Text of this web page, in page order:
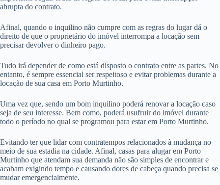
abrupta do contrato.
Afinal, quando o inquilino não cumpre com as regras do lugar dá o
direito de que o proprietário do imóvel interrompa a locação sem
precisar devolver o dinheiro pago.
Tudo irá depender de como está disposto o contrato entre as partes. No
entanto, é sempre essencial ser respeitoso e evitar problemas durante a
locação de sua casa em Porto Murtinho.
Uma vez que, sendo um bom inquilino poderá renovar a locação caso
seja de seu interesse. Bem como, poderá usufruir do imóvel durante
todo o período no qual se programou para estar em Porto Murtinho.
Evitando ter que lidar com contratempos relacionados à mudança no
meio de sua estadia na cidade. Afinal, casas para alugar em Porto
Murtinho que atendam sua demanda não são simples de encontrar e
acabam exigindo tempo e causando dores de cabeça quando precisa se
mudar emergencialmente.